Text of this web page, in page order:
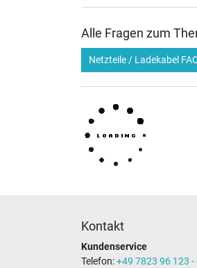
Alle Fragen zum
Netzteile / Ladekabel
Kontakt
Kundenservice
Telefon:+49 7823 96 123 -